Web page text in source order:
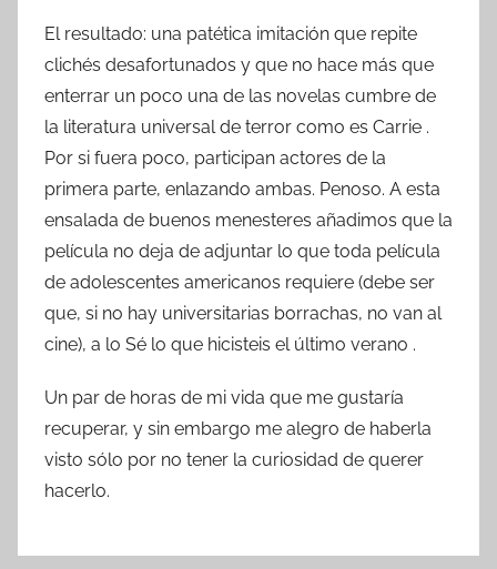
El resultado: una patética imitación que repite
clichés desafortunados y que no hace más que
enterrar un poco una de las novelas cumbre de
la literatura universal de terror como es Carrie .
Por si fuera poco, participan actores de la
primera parte, enlazando ambas. Penoso. A esta
ensalada de buenos menesteres añadimos que la
película no deja de adjuntar lo que toda película
de adolescentes americanos requiere (debe ser
que, si no hay universitarias borrachas, no van al
cine), a lo Sé lo que hicisteis el último verano .
Un par de horas de mi vida que me gustaría
recuperar, y sin embargo me alegro de haberla
visto sólo por no tener la curiosidad de querer
hacerlo.